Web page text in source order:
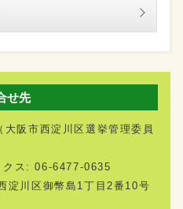
せ先
阪市西淀川区選挙管理委員
ス: 06-6477-0635
川区御幣島1丁目2番10号